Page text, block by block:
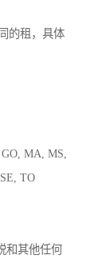
的租，具体
MA, MS,
TO
和其他任何